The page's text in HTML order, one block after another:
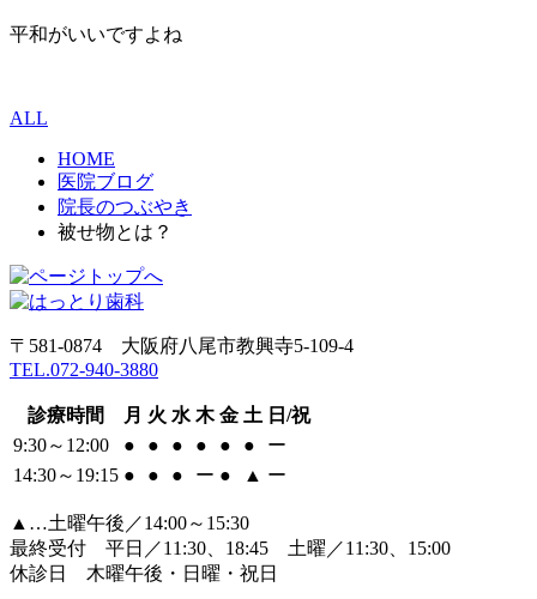
平和がいいですよね
ALL
HOME
医院ブログ
院長のつぶやき
被せ物とは？
〒581-0874 大阪府八尾市教興寺5-109-4
TEL.072-940-3880
診療時間 月 火 水 木 金 土 日/祝
9:30～12:00
● ● ● ● ● ●
ー
14:30～19:15 ● ● ● ー ● ▲ ー
▲…土曜午後／14:00～15:30
最終受付 平日／11:30、18:45 土曜／11:30、15:00
休診日 木曜午後・日曜・祝日